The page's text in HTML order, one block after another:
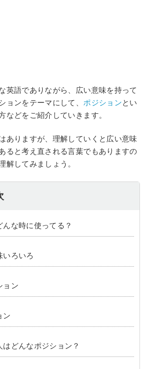
英語でありながら、広い意味を持って
ョンをテーマにして、 ポジションとい
などをご紹介していきます。
ありますが、理解していくと広い意味
ると考え直される言葉でもありますの
解してみましょう。
な時に使ってる？
いろいろ
ョン
ン
どんなポジション？